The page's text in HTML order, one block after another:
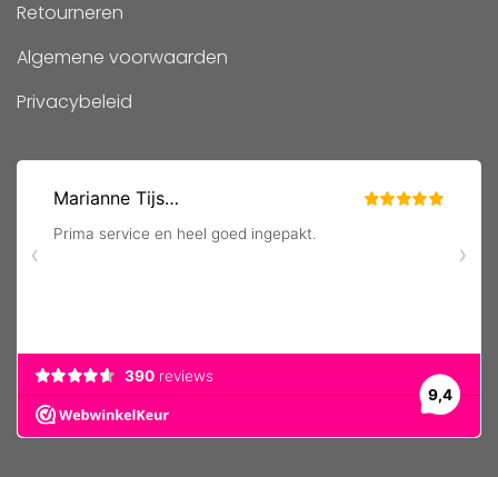
Retourneren
Algemene voorwaarden
Privacybeleid